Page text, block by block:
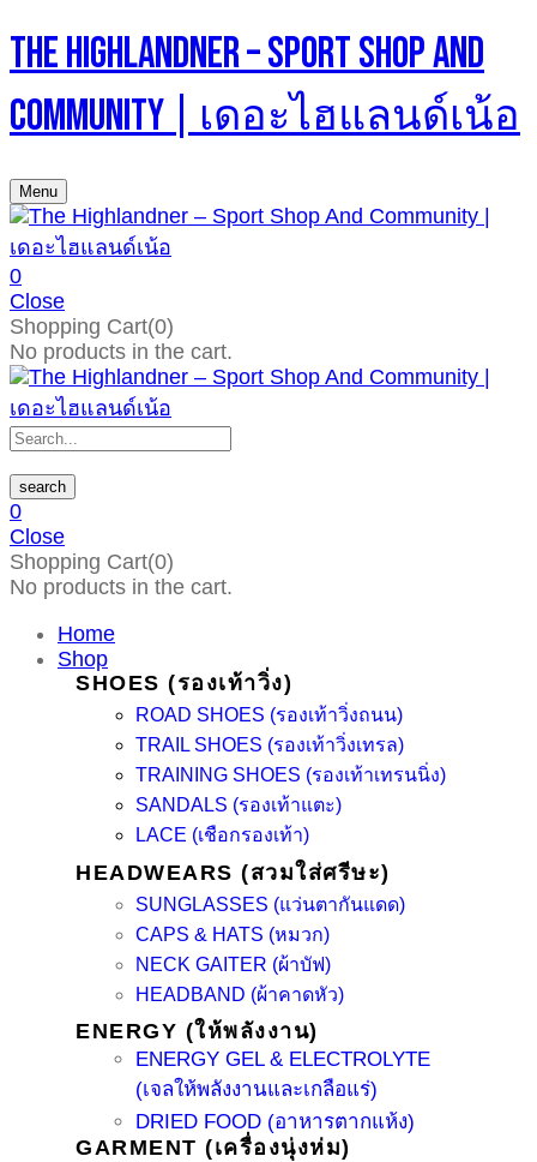
The Highlandner – Sport Shop And
Community | เดอะไฮแลนด์เน้อ
Menu
0
Close
Shopping Cart(0)
No products in the cart.
search
0
Close
Shopping Cart(0)
No products in the cart.
Home
Shop
SHOES (รองเท้าวิ่ง)
ROAD SHOES (รองเท้าวิ่งถนน)
TRAIL SHOES (รองเท้าวิ่งเทรล)
TRAINING SHOES (รองเท้าเทรนนิ่ง)
SANDALS (รองเท้าแตะ)
LACE (เชือกรองเท้า)
HEADWEARS (สวมใส่ศรีษะ)
SUNGLASSES (แว่นตากันแดด)
CAPS & HATS (หมวก)
NECK GAITER (ผ้าบัฟ)
HEADBAND (ผ้าคาดหัว)
ENERGY (ให้พลังงาน)
ENERGY GEL & ELECTROLYTE
(เจลให้พลังงานและเกลือแร่)
DRIED FOOD (อาหารตากแห้ง)
GARMENT (เครื่องนุ่งห่ม)